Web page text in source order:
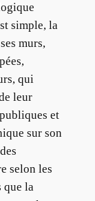
simple, la
murs,
qui
leur
et
sur son
selon les
que la